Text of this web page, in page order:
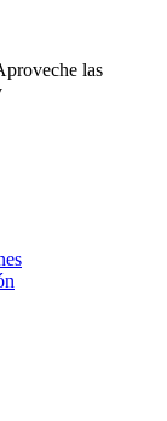
las